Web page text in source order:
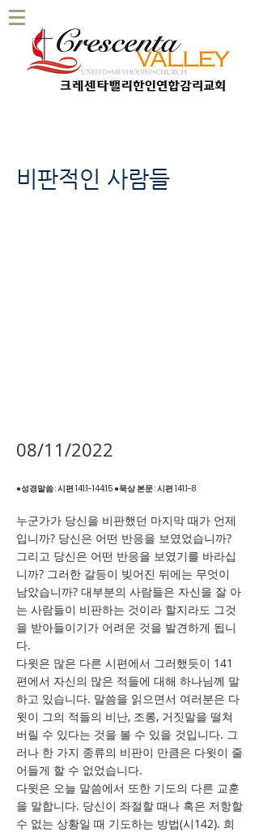
비판적인 사람들
08/11/2022
●성경말씀 : 시편 141:1-144:15 ●묵상 본문 : 시편 141:1-8
누군가가 당신을 비판했던 마지막 때가 언제
입니까? 당신은 어떤 반응을 보였었습니까?
그리고 당신은 어떤 반응을 보였기를 바라십
니까? 그러한 갈등이 빚어진 뒤에는 무엇이
남았습니까? 대부분의 사람들은 자신을 잘 아
는 사람들이 비판하는 것이라 할지라도 그것
을 받아들이기가 어려운 것을 발견하게 됩니
다.
다윗은 많은 다른 시편에서 그러했듯이 141
편에서 자신의 많은 적들에 대해 하나님께 말
하고 있습니다. 말씀을 읽으면서 여러분은 다
윗이 그의 적들의 비난, 조롱, 거짓말을 떨쳐
버릴 수 있다는 것을 볼 수 있을 것입니다. 그
러나 한 가지 종류의 비판이 만큼은 다윗이 줄
어들게 할 수 없었습니다.
다윗은 오늘 말씀에서 또한 기도의 다른 교훈
을 말합니다. 당신이 좌절할 때나 혹은 저항할
수 없는 상황일 때 기도하는 방법(시142). 희